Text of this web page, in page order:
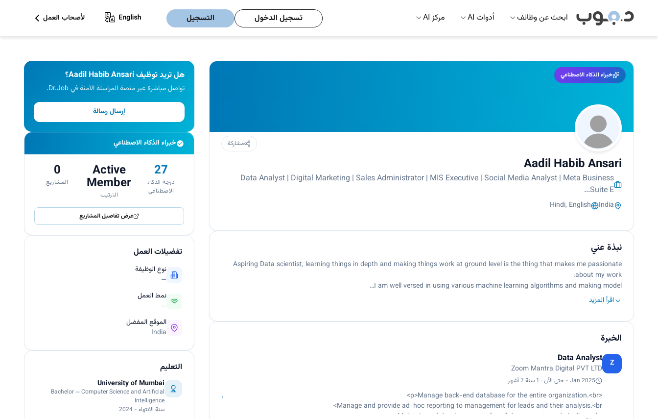
ابحث عن وظائف أدوات AI مركز AI تسجيل الدخول التسجيل لأصحاب العمل
خبراء الذكاء الاصطناعي
مشاركة
Aadil Habib Ansari
Data Analyst | Digital Marketing | Sales Administrator | MIS Executive | Social Media Analyst | Meta Business
Suite E...
India
Hindi, English
نبذة عني
Aspiring Data scientist, learning things in depth and making things work at ground level is the thing that makes me passionate
about my work.
I am well versed in using various machine learning algorithms and making model…
اقرأ المزيد
الخبرة
Z
Data Analyst
Zoom Mantra Digital PVT LTD
Jan 2025 - حتى الآن · 1 سنة 7 أشهر
<p>Manage back-end database for the entire organization.<br>
Manage and provide ad-hoc reporting to management for leads and their analysis.<br>
Maintain and develop reports for all departments and pipelines.<br>
هل تريد توظيف Aadil Habib Ansari؟
تواصل مباشرة عبر منصة المراسلة الآمنة في Dr.Job.
إرسال رسالة
خبراء الذكاء الاصطناعي
27
درجة الذكاء
الاصطناعي
Active
Member
الترتيب
0
المشاريع
عرض تفاصيل المشاريع
تفضيلات العمل
نوع الوظيفة
—
نمط العمل
—
الموقع المفضل
India
التعليم
University of Mumbai
Bachelor — Computer Science and Artificial
Intelligence
سنة الانتهاء - 2024